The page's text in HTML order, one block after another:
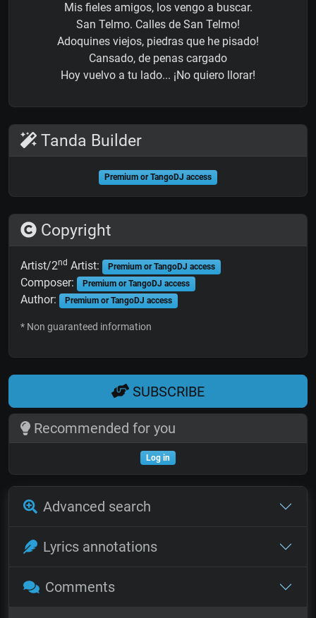
Mis fieles amigos, los vengo a buscar.
San Telmo. Calles de San Telmo!
Adoquines viejos, piedras que he pisado!
Cansado, de penas cargado
Hoy vuelvo a tu lado... ¡No quiero llorar!
Tanda Builder
Premium or TangoDJ access
Copyright
Artist/2nd Artist: Premium or TangoDJ access
Composer: Premium or TangoDJ access
Author: Premium or TangoDJ access
* Non guaranteed information
SUBSCRIBE
Recommended for you
Log in
Advanced search
Lyrics annotations
Comments